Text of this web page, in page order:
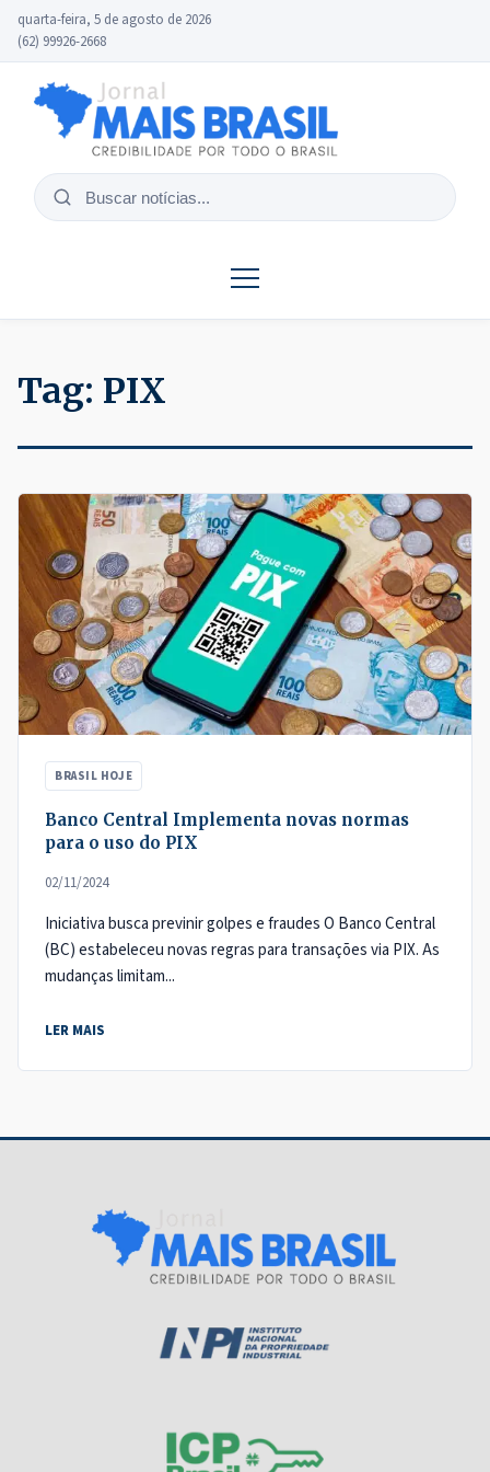
quarta-feira, 5 de agosto de 2026
(62) 99926-2668
Buscar
Tag: PIX
BRASIL HOJE
Banco Central Implementa novas normas
para o uso do PIX
02/11/2024
Iniciativa busca previnir golpes e fraudes O Banco Central
(BC) estabeleceu novas regras para transações via PIX. As
mudanças limitam...
LER MAIS